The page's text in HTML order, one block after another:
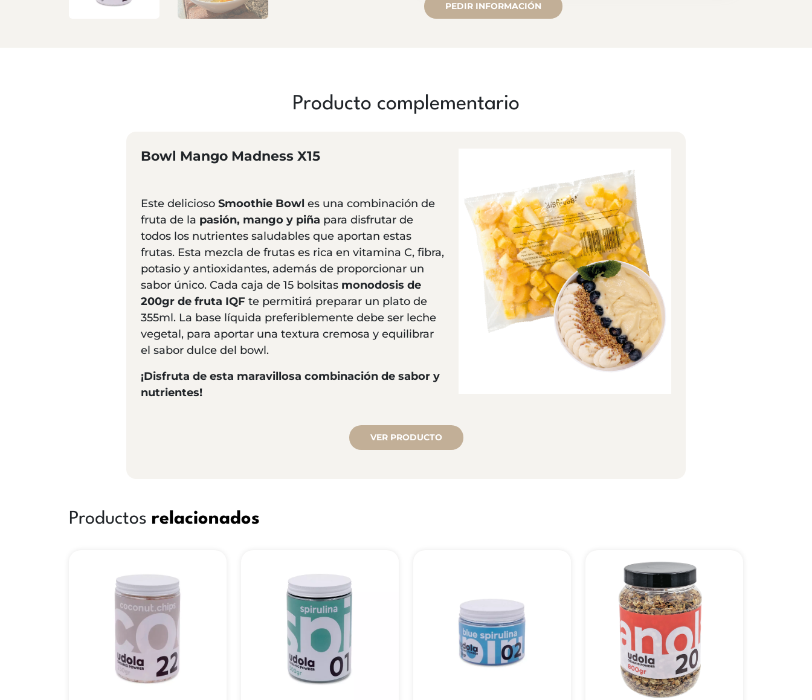
PEDIR INFORMACIÓN
Producto complementario
Bowl Mango Madness X15
Este delicioso Smoothie Bowl es una combinación de
fruta de la pasión, mango y piña para disfrutar de
todos los nutrientes saludables que aportan estas
frutas. Esta mezcla de frutas es rica en vitamina C, fibra,
potasio y antioxidantes, además de proporcionar un
sabor único. Cada caja de 15 bolsitas monodosis de
200gr de fruta IQF te permitirá preparar un plato de
355ml. La base líquida preferiblemente debe ser leche
vegetal, para aportar una textura cremosa y equilibrar
el sabor dulce del bowl.
¡Disfruta de esta maravillosa combinación de sabor y
nutrientes!
VER PRODUCTO
Productos relacionados